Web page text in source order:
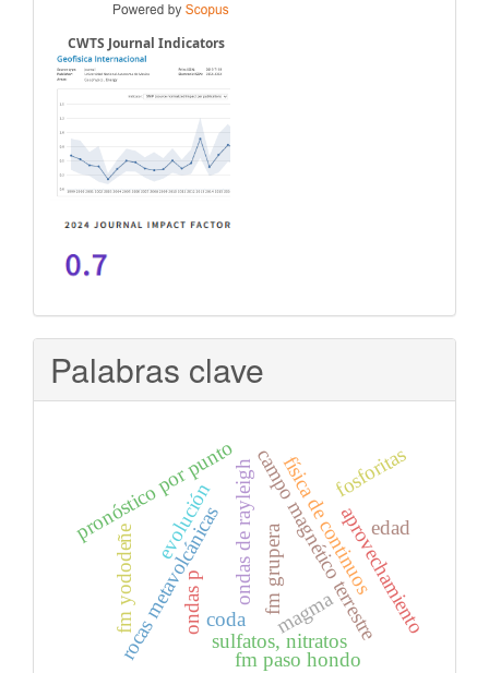
CWTS Journal Indicators
Palabras clave
ondas de rayleighcampo magnético terrestre
rocas metavolcánicas física de continuos
ondas p
sulfatos, nitratos
fm yododeñe fm grupera
fm paso hondo
pronóstico por punto
coda aprovechamiento
magma
evolución edad
fosforitas